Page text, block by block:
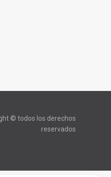
© todos los derechos
reservados